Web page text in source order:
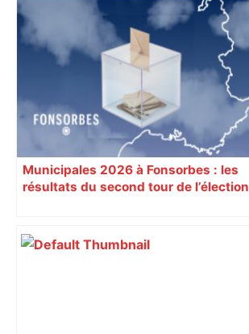
Municipales 2026 à Fonsorbes : les
résultats du second tour de l’élection